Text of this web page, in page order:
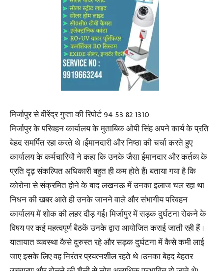
मिर्जापुर से वीरेंद्र गुप्ता की रिपोर्ट 94 53 82 1310
मिर्जापुर के परिवहन कार्यालय के मुताबिक ओपी सिंह अपने कार्य के प्रति
बेहद समर्पित रहा करते थे ।ईमानदारी और निष्ठा की चर्चा करते हुए
कार्यालय के कर्मचारियों ने कहा कि उनके जैसा ईमानदार और कर्तव्य के
प्रति दृढ़ संकल्पित अधिकारी बहुत ही कम होते हैं। बताया गया है कि
कोरोना से संक्रमित होने के बाद लखनऊ में उनका इलाज चल रहा था
निधन की खबर आते ही उनके जानने वाले और संभागीय परिवहन
कार्यालय में शोक की लहर दौड़ गई। मिर्जापुर में सड़क दुर्घटना रोकने के
विषय पर कई महत्वपूर्ण बैठकें उनके द्वारा आयोजित कराई जाती रही हैं ।
यातायात व्यवस्था कैसे दुरुस्त रहे और सड़क दुर्घटना में कैसे कमी लाई
जाए इसके लिए वह निरंतर प्रयत्नशील रहते थे ।उनका बेहद बेहतर